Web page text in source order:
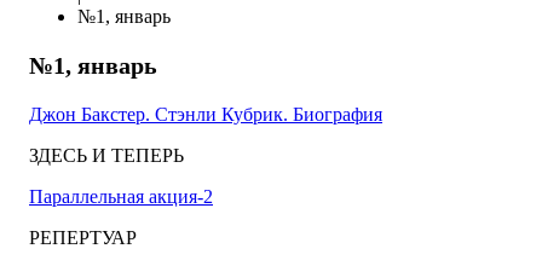
№1, январь
№1, январь
Джон Бакстер. Стэнли Кубрик. Биография
ЗДЕСЬ И ТЕПЕРЬ
Параллельная акция-2
РЕПЕРТУАР